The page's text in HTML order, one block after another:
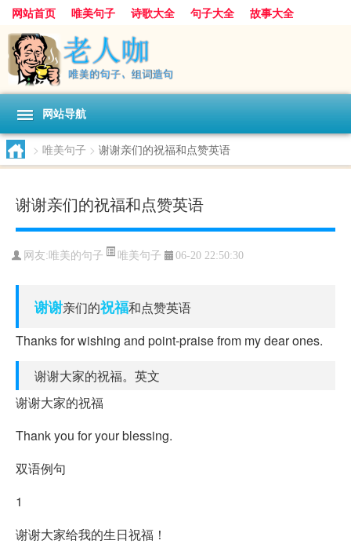
网站首页 唯美句子 诗歌大全 句子大全
故事大全
人生感悟
其他美文 美文欣赏
感人故事
句子分类
网站导航
> 唯美句子 > 谢谢亲们的祝福和点赞英语
谢谢亲们的祝福和点赞英语
网友: 唯美的句子 唯美句子 06-20 22:50:30
谢谢亲们的祝福和点赞英语
Thanks for wishing and point-praise from my dear ones.
谢谢大家的祝福。英文
谢谢大家的祝福
Thank you for your blessing.
双语例句
1
谢谢大家给我的生日祝福！